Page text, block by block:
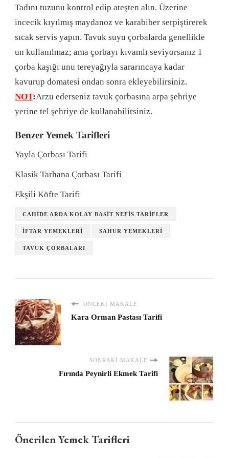
Tadını tuzunu kontrol edip ateşten alın. Üzerine
incecik kıyılmış maydanoz ve karabiber serpiştirerek
sıcak servis yapın. Tavuk suyu çorbalarda genellikle
un kullanılmaz; ama çorbayı kıvamlı seviyorsanız 1
çorba kaşığı unu tereyağıyla sararıncaya kadar
kavurup domatesi ondan sonra ekleyebilirsiniz.
NOT:Arzu ederseniz tavuk çorbasına arpa şehriye
yerine tel şehriye de kullanabilirsiniz.
Benzer Yemek Tarifleri
Yayla Çorbası Tarifi
Klasik Tarhana Çorbası Tarifi
Ekşili Köfte Tarifi
CAHIDE ARDA KOLAY BASIT NEFIS TARIFLER
İFTAR YEMEKLERI SAHUR YEMEKLERI
TAVUK ÇORBALARI
ÖNCEKI MAKALE
Kara Orman Pastası Tarifi
SONRAKI MAKALE
Fırında Peynirli Ekmek Tarifi
Önerilen Yemek Tarifleri